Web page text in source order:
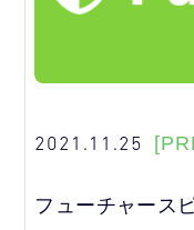
2021.11.25
フューチャース